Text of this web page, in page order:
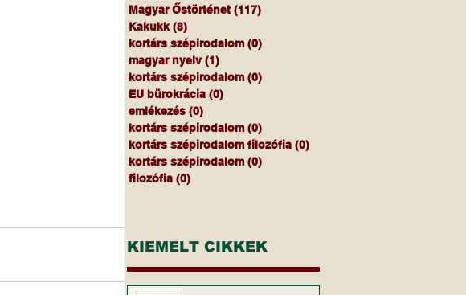
Magyar Őstörténet (117)
Kakukk (8)
kortárs szépirodalom (0)
magyar nyelv (1)
kortárs szépirodalom (0)
EU bürokrácia (0)
emlékezés (0)
kortárs szépirodalom (0)
kortárs szépirodalom filozófia (0)
kortárs szépirodalom (0)
filozófia (0)
KIEMELT CIKKEK